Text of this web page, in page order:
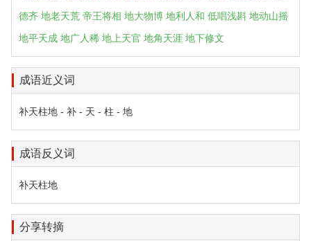
德齐 地老天荒 帝王将相 地大物博 地利人和 低唱浅斟 地动山摇
地平天成 地广人稀 地上天官 地角天涯 地下修文
成语近义词
补天柱地 - 补 - 天 - 柱 - 地
成语反义词
补天柱地
分享转摘